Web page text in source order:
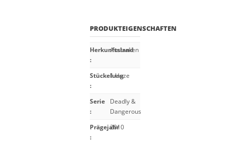
PRODUKTEIGENSCHAFTEN
Herkunftsland
:
Australien
Stückelung
:
1 Unze
Serie
:
Deadly &
Dangerous
Prägejahr
:
2010